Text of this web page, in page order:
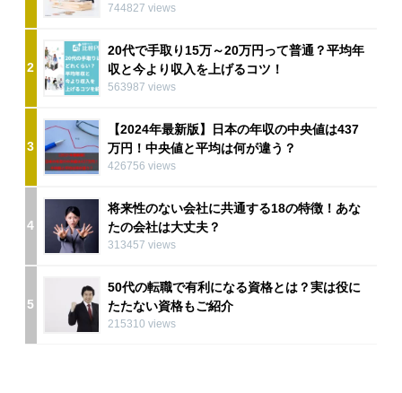
744827 views
2
20代で手取り15万～20万円って普通？平均年
収と今より収入を上げるコツ！
563987 views
3
【2024年最新版】日本の年収の中央値は437
万円！中央値と平均は何が違う？
426756 views
4
将来性のない会社に共通する18の特徴！あな
たの会社は大丈夫？
313457 views
5
50代の転職で有利になる資格とは？実は役に
たたない資格もご紹介
215310 views